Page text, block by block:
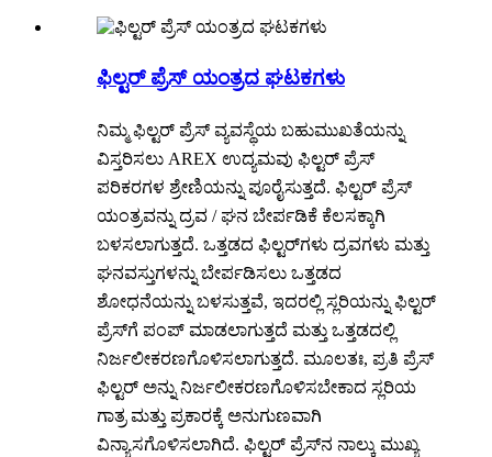
ಫಿಲ್ಟರ್ ಪ್ರೆಸ್ ಯಂತ್ರದ ಘಟಕಗಳು
ನಿಮ್ಮ ಫಿಲ್ಟರ್ ಪ್ರೆಸ್ ವ್ಯವಸ್ಥೆಯ ಬಹುಮುಖತೆಯನ್ನು
ವಿಸ್ತರಿಸಲು AREX ಉದ್ಯಮವು ಫಿಲ್ಟರ್ ಪ್ರೆಸ್
ಪರಿಕರಗಳ ಶ್ರೇಣಿಯನ್ನು ಪೂರೈಸುತ್ತದೆ. ಫಿಲ್ಟರ್ ಪ್ರೆಸ್
ಯಂತ್ರವನ್ನು ದ್ರವ / ಘನ ಬೇರ್ಪಡಿಕೆ ಕೆಲಸಕ್ಕಾಗಿ
ಬಳಸಲಾಗುತ್ತದೆ. ಒತ್ತಡದ ಫಿಲ್ಟರ್‌ಗಳು ದ್ರವಗಳು ಮತ್ತು
ಘನವಸ್ತುಗಳನ್ನು ಬೇರ್ಪಡಿಸಲು ಒತ್ತಡದ
ಶೋಧನೆಯನ್ನು ಬಳಸುತ್ತವೆ, ಇದರಲ್ಲಿ ಸ್ಲರಿಯನ್ನು ಫಿಲ್ಟರ್
ಪ್ರೆಸ್‌ಗೆ ಪಂಪ್ ಮಾಡಲಾಗುತ್ತದೆ ಮತ್ತು ಒತ್ತಡದಲ್ಲಿ
ನಿರ್ಜಲೀಕರಣಗೊಳಿಸಲಾಗುತ್ತದೆ. ಮೂಲತಃ, ಪ್ರತಿ ಪ್ರೆಸ್
ಫಿಲ್ಟರ್ ಅನ್ನು ನಿರ್ಜಲೀಕರಣಗೊಳಿಸಬೇಕಾದ ಸ್ಲರಿಯ
ಗಾತ್ರ ಮತ್ತು ಪ್ರಕಾರಕ್ಕೆ ಅನುಗುಣವಾಗಿ
ವಿನ್ಯಾಸಗೊಳಿಸಲಾಗಿದೆ. ಫಿಲ್ಟರ್ ಪ್ರೆಸ್‌ನ ನಾಲ್ಕು ಮುಖ್ಯ